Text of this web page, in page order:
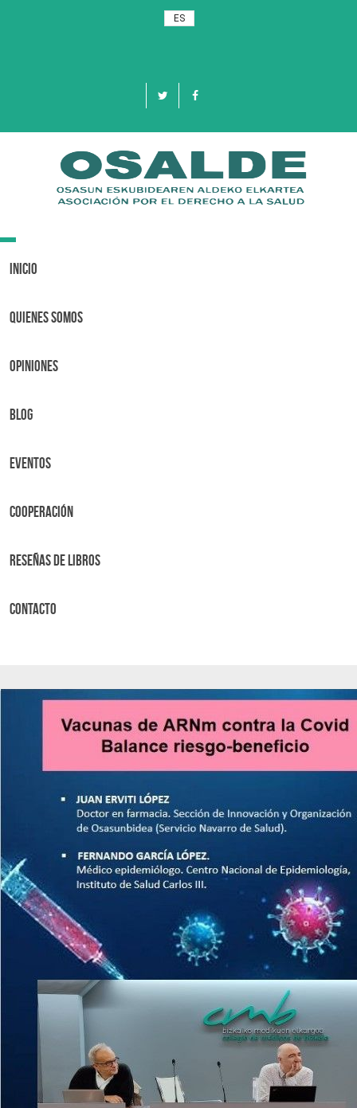
ES
Toggle
Inicio
Quienes Somos
OPINIONES
BLOG
Eventos
Cooperación
Reseñas de libros
Contacto